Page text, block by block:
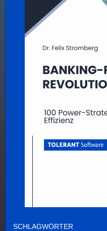
SCHLAGWÖRTER